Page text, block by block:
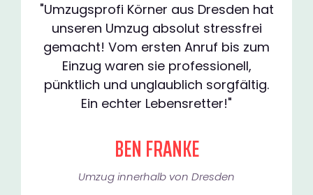
"Umzugsprofi Körner aus Dresden hat
unseren Umzug absolut stressfrei
gemacht! Vom ersten Anruf bis zum
Einzug waren sie professionell,
pünktlich und unglaublich sorgfältig.
Ein echter Lebensretter!"
BEN FRANKE
Umzug innerhalb von Dresden​